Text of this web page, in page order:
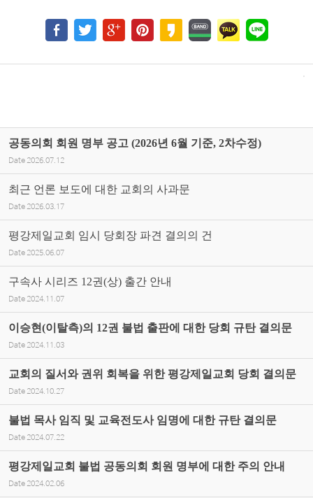
공동의회 회원 명부 공고 (2026년 6월 기준, 2차수정)
Date 2026.07.12
최근 언론 보도에 대한 교회의 사과문
Date 2026.03.17
평강제일교회 임시 당회장 파견 결의의 건
Date 2025.06.07
구속사 시리즈 12권(상) 출간 안내
Date 2024.11.07
이승현(이탈측)의 12권 불법 출판에 대한 당회 규탄 결의문
Date 2024.11.03
교회의 질서와 권위 회복을 위한 평강제일교회 당회 결의문
Date 2024.10.27
불법 목사 임직 및 교육전도사 임명에 대한 규탄 결의문
Date 2024.07.22
평강제일교회 불법 공동의회 회원 명부에 대한 주의 안내
Date 2024.02.06